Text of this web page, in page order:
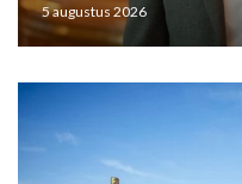
5 augustus 2026